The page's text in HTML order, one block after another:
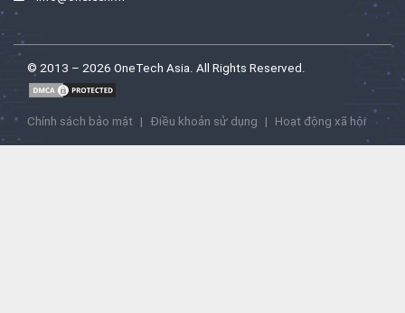
© 2013 – 2026 OneTech Asia. All Rights Reserved.
Chính sách bảo mật | Điều khoản sử dụng | Hoạt động xã hội